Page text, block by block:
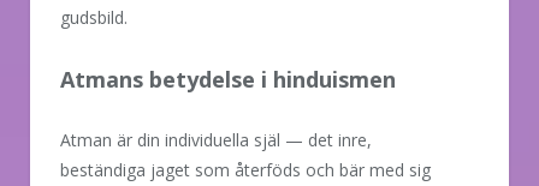
gudsbild.
Atmans betydelse i hinduismen
Atman är din individuella själ — det inre,
beständiga jaget som återföds och bär med sig